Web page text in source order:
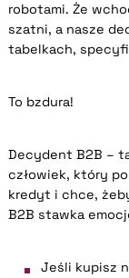
robotami. Że
szatni, a nasze
tabelkach,
To bzdura!
Decydent B2B –
człowiek, który
kredyt i chce,
B2B stawka
Jeśli kupisz